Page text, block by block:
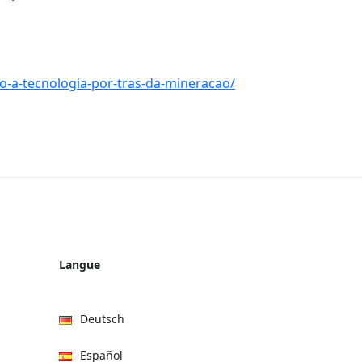
a-tecnologia-por-tras-da-mineracao/
Langue
Deutsch
Español